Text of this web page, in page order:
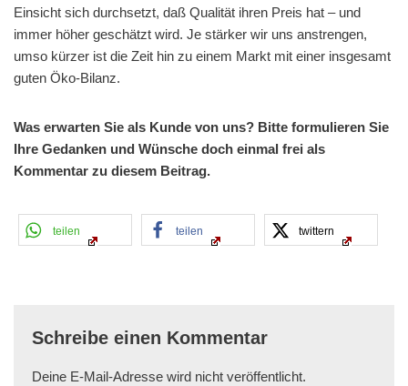
Einsicht sich durchsetzt, daß Qualität ihren Preis hat – und
immer höher geschätzt wird. Je stärker wir uns anstrengen,
umso kürzer ist die Zeit hin zu einem Markt mit einer insgesamt
guten Öko-Bilanz.
Was erwarten Sie als Kunde von uns? Bitte formulieren Sie
Ihre Gedanken und Wünsche doch einmal frei als
Kommentar zu diesem Beitrag.
teilen teilen twittern
Schreibe einen Kommentar
Deine E-Mail-Adresse wird nicht veröffentlicht.